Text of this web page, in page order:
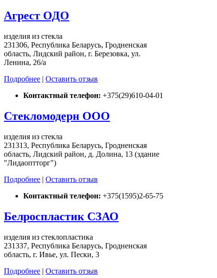
Агрест ОДО
изделия из стекла
231306, Республика Беларусь, Гродненская
область, Лидский район, г. Березовка, ул.
Ленина, 26/а
Подробнее | Оставить отзыв
Контактный телефон: +375(29)610-04-01
Стекломодерн ООО
изделия из стекла
231313, Республика Беларусь, Гродненская
область, Лидский район, д. Долина, 13 (здание
"Лидаоптторг")
Подробнее | Оставить отзыв
Контактный телефон: +375(1595)2-65-75
Белроспластик СЗАО
изделия из стеклопластика
231337, Республика Беларусь, Гродненская
область, г. Ивье, ул. Пески, 3
Подробнее | Оставить отзыв